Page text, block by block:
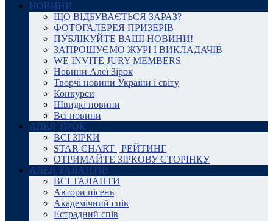
НОВИНИ
ЩО ВІДБУВАЄТЬСЯ ЗАРАЗ?
ФОТОГАЛЕРЕЯ ПРИЗЕРІВ
ПУБЛІКУЙТЕ ВАШІ НОВИНИ!
ЗАПРОШУЄМО ЖУРІ І ВИКЛАДАЧІВ
WE INVITE JURY MEMBERS
Новини Алеї Зірок
Творчі новини України і світу
Конкурси
Швидкі новини
Всі новини
АЛЕЯ ЗІРОК
ВСІ ЗІРКИ
STAR CHART | РЕЙТИНГ
ОТРИМАЙТЕ ЗІРКОВУ СТОРІНКУ
АЛЕЯ ТАЛАНТІВ
ВСІ ТАЛАНТИ
Автори пісень
Академічний спів
Естрадний спів